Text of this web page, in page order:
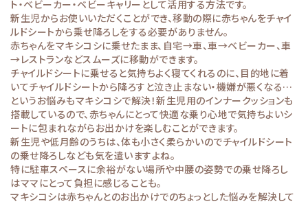
ト・ベビーカー・ベビーキャリーとして活用する方法です。
新生児からお使いいただくことができ、移動の際に赤ちゃんをチャイ
ルドシートから乗せ降ろしをする必要がありません。
赤ちゃんをマキシコシに乗せたまま、自宅→車、車→ベビーカー、車
→レストランなどスムーズに移動ができます。
チャイルドシートに乗せると気持ちよく寝てくれるのに、目的地に着
いてチャイルドシートから降ろすと泣き止まない・機嫌が悪くなる…
というお悩みもマキシコシで解決！新生児用のインナークッションも
搭載しているので、赤ちゃんにとって快適な乗り心地で気持ちよいシ
ートに包まれながらお出かけを楽しむことができます。
新生児や低月齢のうちは、体も小さく柔らかいのでチャイルドシート
の乗せ降ろしなども気を遣いますよね。
特に駐車スペースに余裕がない場所や中腰の姿勢での乗せ降ろし
はママにとって負担に感じることも。
マキシコシは赤ちゃんとのお出かけでのちょっとした悩みを解決して